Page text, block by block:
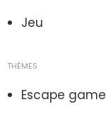
Jeu
THÈMES
Escape game